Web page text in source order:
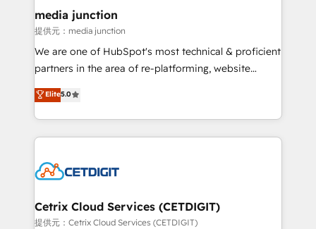
Mexico, USA, and Portugal—we've executed over a
hundred successful operations. Our approach,
rooted in RevOps principles, integrates analysis,
training, planning, and qualification. Leveraging
inbound marketing tactics, we focus on
understanding, nurturing, and converting leads.
competitive market.
media junction
提供元：media junction
We are one of HubSpot's most technical & proficient
partners in the area of re-platforming, website
design & development. We specialize in multi-hub
implementations for mid-market & enterprise
companies. We are woman-owned, powered by
coffee, and we ❤️ dogs. We produce award-winning
Impact Award 🏆2022 Technical Expertise Impact
Award 🏆2020 Elite Solutions Partner 🏆2019
Integrations HubSpot Impact Award 🏆2019
Elite5.0
Cetrix Cloud Services (CETDIGIT)
提供元：Cetrix Cloud Services (CETDIGIT)